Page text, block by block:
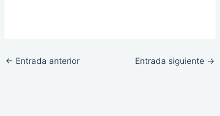
← Entrada anterior Entrada siguiente →